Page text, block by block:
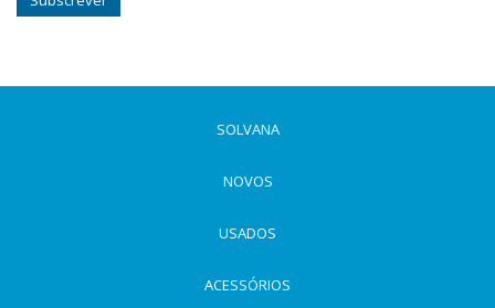
SOLVANA
NOVOS
USADOS
ACESSÓRIOS